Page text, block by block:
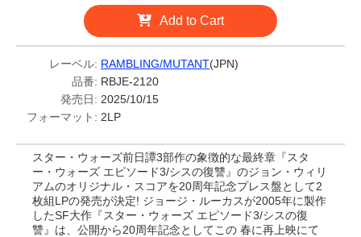
Add to Cart
レーベル: RAMBLING/MUTANT(JPN)
品番: RBJE-2120
発売日: 2025/10/15
フォーマット: 2LP
スター・ウォーズ前日譚3部作の象徴的な最終章『スタ
ー・ウォーズ エピソード3/シスの復讐』のジョン・ウィリ
アムのオリジナル・スコアを20周年記念プレス盤として2
枚組LPの発売が決定! ジョージ・ルーカスが2005年に製作
したSF大作『スター・ウォーズ エピソード3/シスの復
讐』は、公開から20周年記念としてこの 春に再上映にて